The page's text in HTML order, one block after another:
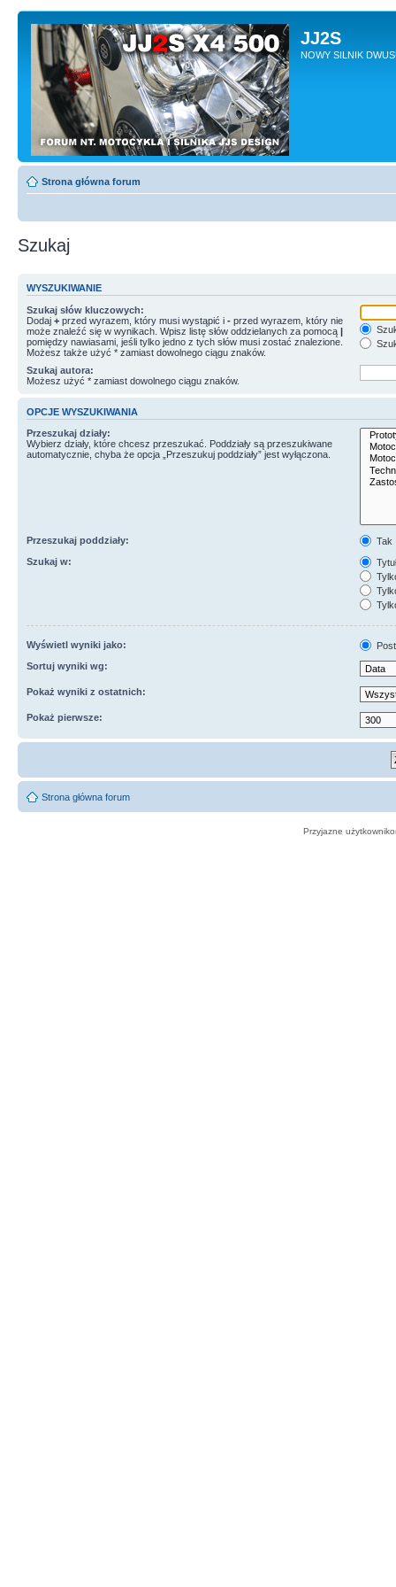
JJ2S
NOWY SILNIK
Strona główna forum
Szukaj
WYSZUKIWANIE
Szukaj słów kluczowych:
Dodaj + przed wyrazem, który musi wystąpić i - przed wyrazem, który nie
może znaleźć się w wynikach. Wpisz listę słów oddzielanych za pomocą |
pomiędzy nawiasami, jeśli tylko jedno z tych słów musi zostać znalezione.
Możesz także użyć * zamiast dowolnego ciągu znaków.
Szukaj autora:
Możesz użyć * zamiast dowolnego ciągu znaków.
OPCJE WYSZUKIWANIA
Przeszukaj działy:
Wybierz działy, które chcesz przeszukać. Poddziały są przeszukiwane
automatycznie, chyba że opcja „Przeszukuj poddziały” jest wyłączona.
Przeszukaj poddziały:
Tak
Szukaj w:
Wyświetl wyniki jako:
Sortuj wyniki wg:
Pokaż wyniki z ostatnich:
Pokaż pierwsze:
Strona główna forum
Przyjazne